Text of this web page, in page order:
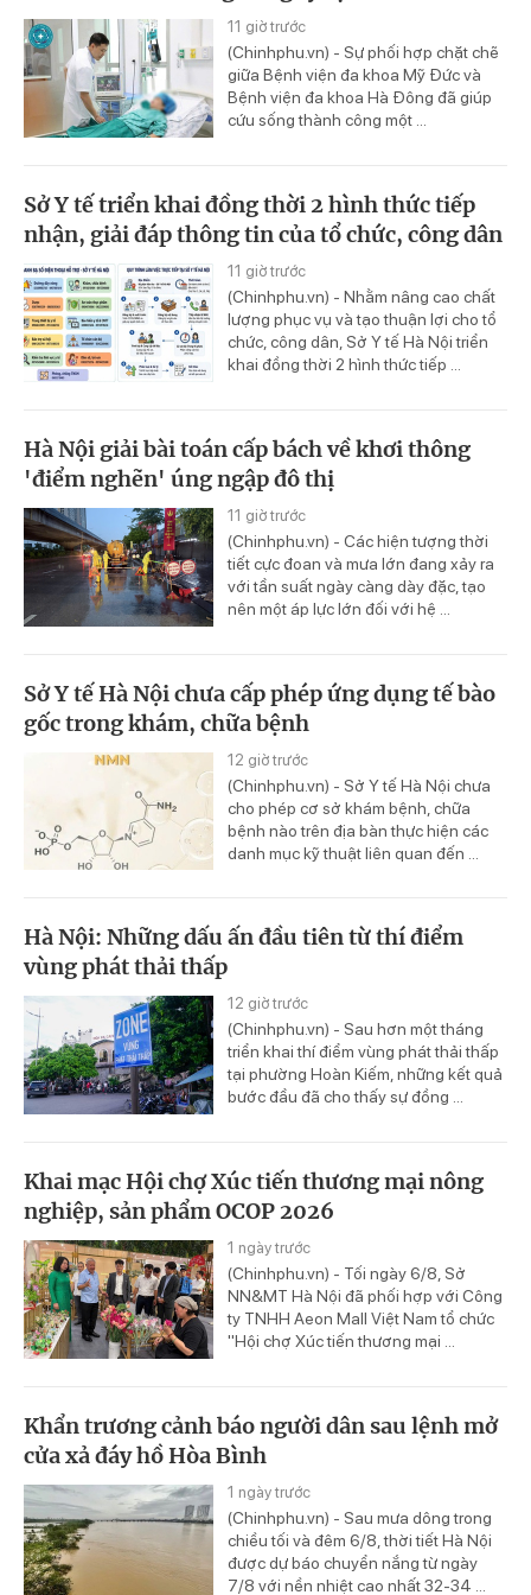
11 giờ trước
(Chinhphu.vn) - Sự phối hợp chặt chẽ
giữa Bệnh viện đa khoa Mỹ Đức và
Bệnh viện đa khoa Hà Đông đã giúp
cứu sống thành công một ...
Sở Y tế triển khai đồng thời 2 hình thức tiếp
nhận, giải đáp thông tin của tổ chức, công dân
11 giờ trước
(Chinhphu.vn) - Nhằm nâng cao chất
lượng phục vụ và tạo thuận lợi cho tổ
chức, công dân, Sở Y tế Hà Nội triển
khai đồng thời 2 hình thức tiếp ...
Hà Nội giải bài toán cấp bách về khơi thông
'điểm nghẽn' úng ngập đô thị
11 giờ trước
(Chinhphu.vn) - Các hiện tượng thời
tiết cực đoan và mưa lớn đang xảy ra
với tần suất ngày càng dày đặc, tạo
nên một áp lực lớn đối với hệ ...
Sở Y tế Hà Nội chưa cấp phép ứng dụng tế bào
gốc trong khám, chữa bệnh
12 giờ trước
(Chinhphu.vn) - Sở Y tế Hà Nội chưa
cho phép cơ sở khám bệnh, chữa
bệnh nào trên địa bàn thực hiện các
danh mục kỹ thuật liên quan đến ...
Hà Nội: Những dấu ấn đầu tiên từ thí điểm
vùng phát thải thấp
12 giờ trước
(Chinhphu.vn) - Sau hơn một tháng
triển khai thí điểm vùng phát thải thấp
tại phường Hoàn Kiếm, những kết quả
bước đầu đã cho thấy sự đồng ...
Khai mạc Hội chợ Xúc tiến thương mại nông
nghiệp, sản phẩm OCOP 2026
1 ngày trước
(Chinhphu.vn) - Tối ngày 6/8, Sở
NN&MT Hà Nội đã phối hợp với Công
ty TNHH Aeon Mall Việt Nam tổ chức
"Hội chợ Xúc tiến thương mại ...
Khẩn trương cảnh báo người dân sau lệnh mở
cửa xả đáy hồ Hòa Bình
1 ngày trước
(Chinhphu.vn) - Sau mưa dông trong
chiều tối và đêm 6/8, thời tiết Hà Nội
được dự báo chuyển nắng từ ngày
7/8 với nền nhiệt cao nhất 32-34 ...